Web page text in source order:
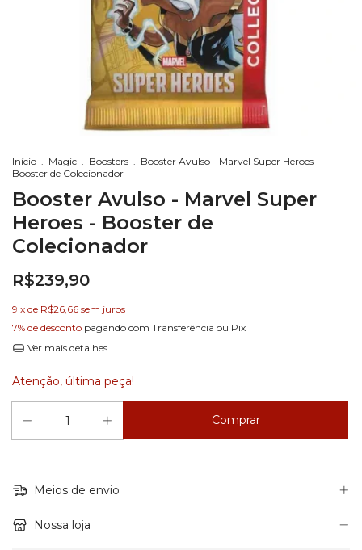
Início . Magic . Boosters . Booster Avulso - Marvel Super Heroes -
Booster de Colecionador
Booster Avulso - Marvel Super
Heroes - Booster de
Colecionador
R$239,90
9 x de R$26,66 sem juros
7% de desconto pagando com Transferência ou Pix
Ver mais detalhes
Atenção, última peça!
Meios de envio
Nossa loja